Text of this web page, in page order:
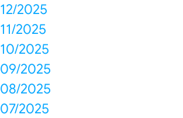
12/2025
11/2025
10/2025
09/2025
08/2025
07/2025